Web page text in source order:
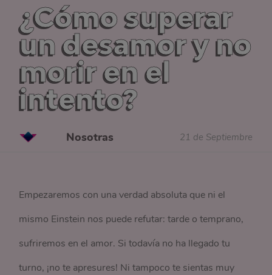
¿Cómo superar
un desamor y no
morir en el
intento?
Nosotras 21 de Septiembre
Empezaremos con una verdad absoluta que ni el
mismo Einstein nos puede refutar: tarde o temprano,
sufriremos en el amor. Si todavía no ha llegado tu
turno, ¡no te apresures! Ni tampoco te sientas muy